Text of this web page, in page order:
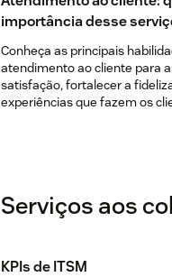
importância desse
Conheça as principais
atendimento ao cliente para
satisfação, fortalecer a
experiências que fazem os
Serviços aos
KPIs de ITSM